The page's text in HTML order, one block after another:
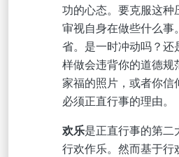
功的心态。要克服这种
审视自身在做些什么事
省。是一时冲动吗？还
样做会违背你的道德规
家福的照片，或者你信
必须正直行事的理由。
欢乐是正直行事的第二
行欢作乐。然而基于行